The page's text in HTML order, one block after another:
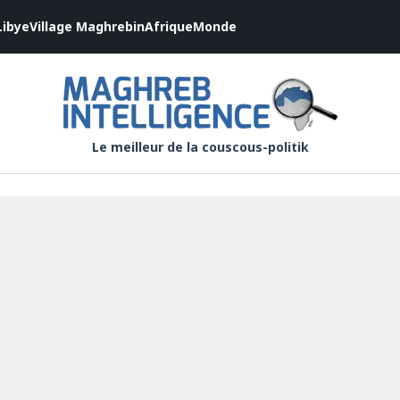
Village MaghrebinAfriqueMonde
Le meilleur de la couscous-politik